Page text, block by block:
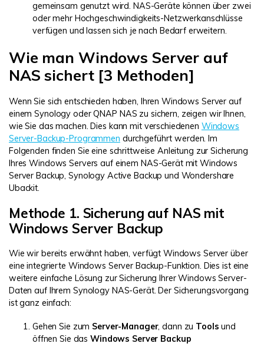
gemeinsam genutzt wird. NAS-Geräte können über zwei
oder mehr Hochgeschwindigkeits-Netzwerkanschlüsse
verfügen und lassen sich je nach Bedarf erweitern.
Wie man Windows Server auf
NAS sichert [3 Methoden]
Wenn Sie sich entschieden haben, Ihren Windows Server auf
einem Synology oder QNAP NAS zu sichern, zeigen wir Ihnen,
wie Sie das machen. Dies kann mit verschiedenen Windows
Server-Backup-Programmen durchgeführt werden. Im
Folgenden finden Sie eine schrittweise Anleitung zur Sicherung
Ihres Windows Servers auf einem NAS-Gerät mit Windows
Server Backup, Synology Active Backup und Wondershare
Ubackit.
Methode 1. Sicherung auf NAS mit
Windows Server Backup
Wie wir bereits erwähnt haben, verfügt Windows Server über
eine integrierte Windows Server Backup-Funktion. Dies ist eine
weitere einfache Lösung zur Sicherung Ihrer Windows Server-
Daten auf Ihrem Synology NAS-Gerät. Der Sicherungsvorgang
ist ganz einfach:
Gehen Sie zum Server-Manager, dann zu Tools und
öffnen Sie das Windows Server Backup